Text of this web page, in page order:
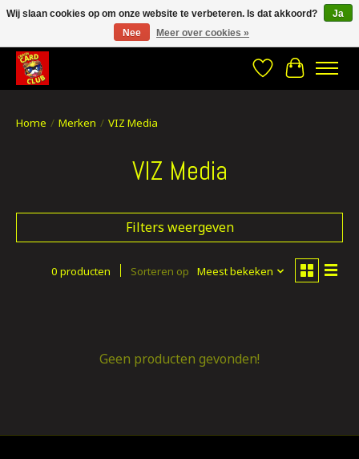
CRACH CARD CLUB , The best place to Geek out!
Verlanglijst
Home / Merken / VIZ Media
VIZ Media
Filters weergeven
0 producten Sorteren op Meest bekeken
Geen producten gevonden!
Wij slaan cookies op om onze website te verbeteren. Is dat akkoord?
Ja
Nee
Meer over cookies »